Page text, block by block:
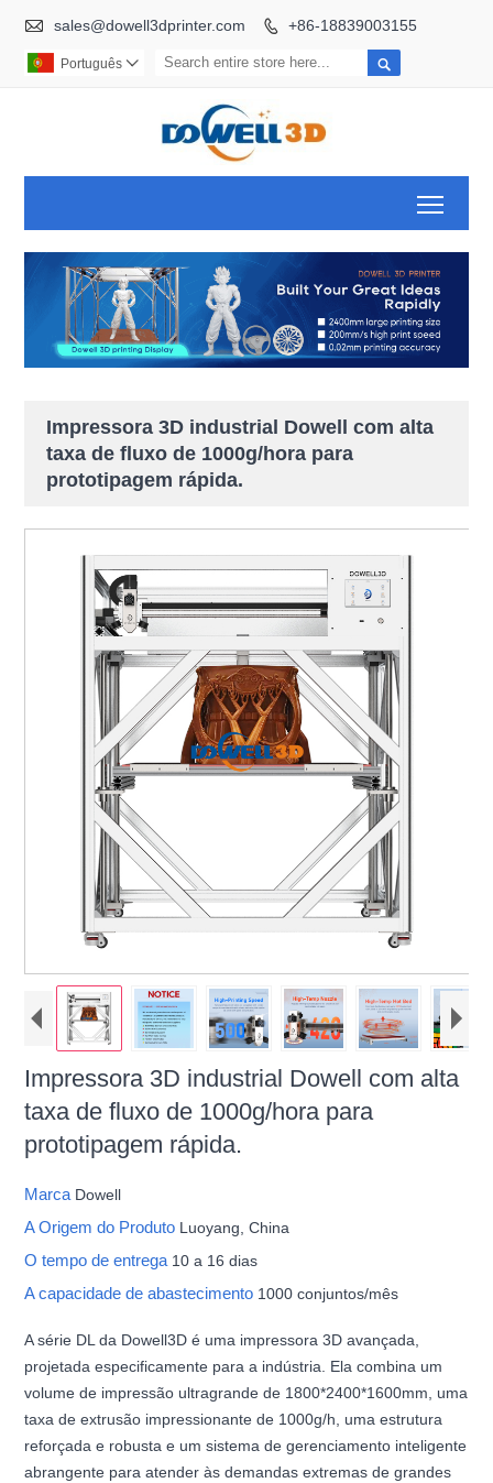
 sales@dowell3dprinter.com  +86-18839003155

Português 
Impressora 3D industrial Dowell com alta
taxa de fluxo de 1000g/hora para
prototipagem rápida.
Impressora 3D industrial Dowell com alta
taxa de fluxo de 1000g/hora para
prototipagem rápida.
Marca Dowell
A Origem do Produto Luoyang, China
O tempo de entrega 10 a 16 dias
A capacidade de abastecimento 1000 conjuntos/mês
A série DL da Dowell3D é uma impressora 3D avançada,
projetada especificamente para a indústria. Ela combina um
volume de impressão ultragrande de 1800*2400*1600mm, uma
taxa de extrusão impressionante de 1000g/h, uma estrutura
reforçada e robusta e um sistema de gerenciamento inteligente
abrangente para atender às demandas extremas de grandes